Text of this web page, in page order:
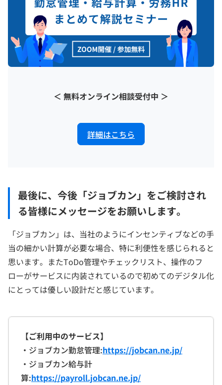
＜ 無料オンライン相談受付中 ＞
詳細はこちら
最後に、今後「ジョブカン」をご検討され
る皆様にメッセージをお願いします。
「ジョブカン」は、当社のようにインセンティブなどの手
当の細かい計算が必要な場合、特に利便性を感じられると
思います。またToDo管理やチェックリスト、操作のフ
ローがサービスに内装されているので初めてのデジタル化
にとっては優しい設計だと感じています。
【ご利用中のサービス】
・ジョブカン勤怠管理:https://jobcan.ne.jp/
・ジョブカン給与計
算:https://payroll.jobcan.ne.jp/